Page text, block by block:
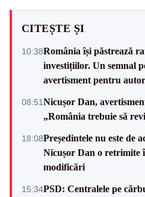
CITEȘTE ȘI
10:38România își păstrează
investițiilor. Un semnal
avertisment pentru
08:51Nicușor Dan,
„România trebuie să
18:08Președintele nu este de
Nicușor Dan o retrimite
modificări
15:34PSD: Centralele pe